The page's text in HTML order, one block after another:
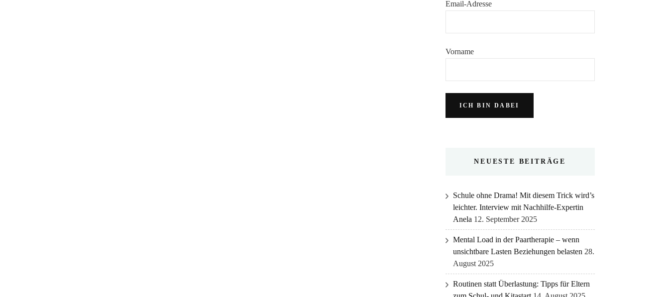
Email-Adresse
Vorname
NEUESTE BEITRÄGE
Schule ohne Drama! Mit diesem Trick wird’s
leichter. Interview mit Nachhilfe-Expertin
Anela 12. September 2025
Mental Load in der Paartherapie – wenn
unsichtbare Lasten Beziehungen belasten 28.
August 2025
Routinen statt Überlastung: Tipps für Eltern